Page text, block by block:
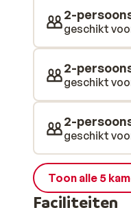
meerdere
directe toegang
onderdeel van het
SPA in het
2-
geschikt
2-
geschikt
2-
geschikt
Toon alle 5
Faciliteiten